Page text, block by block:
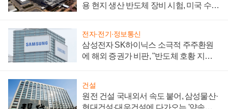
용 현지 생산 반도체 장비 시험, 미국 수출
전자·전기·정보통신
삼성전자 SK하이닉스 소극적 주주환원
에 해외 증권가 비판, "반도체 호황 지속
건설
원전 건설 국내외서 속도 붙어, 삼성물산·